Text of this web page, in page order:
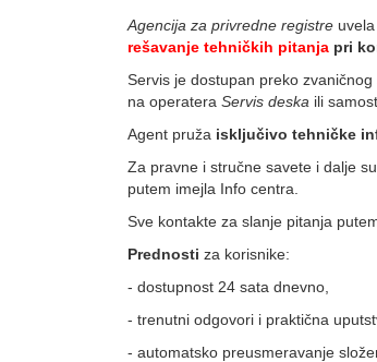
Agencija za privredne registre
rešavanje tehničkih pitanja pri
Servis je dostupan preko
na operatera Servis deska ili
Agent pruža isklјučivo tehničke
Za pravne i stručne savete i dalјe
putem imejla Info centra.
Sve kontakte za slanje pitanja
Prednosti za korisnike:
- dostupnost 24 sata dnevno,
- trenutni odgovori i praktična
- automatsko preusmeravanje